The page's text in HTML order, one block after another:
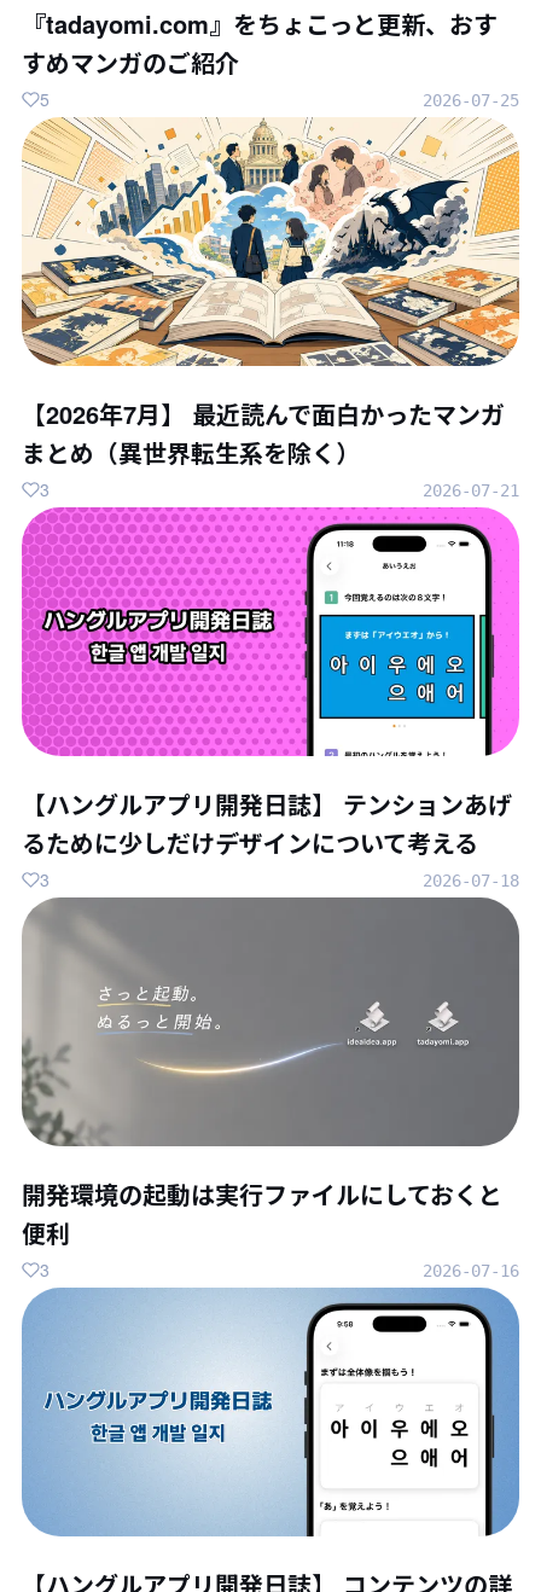
『tadayomi.com』をちょこっと更新、おす
すめマンガのご紹介
2026-07-25
5
【2026年7月】 最近読んで面白かったマンガ
まとめ（異世界転生系を除く）
2026-07-21
3
【ハングルアプリ開発日誌】 テンションあげ
るために少しだけデザインについて考える
2026-07-18
3
開発環境の起動は実行ファイルにしておくと
便利
2026-07-16
3
【ハングルアプリ開発日誌】 コンテンツの詳